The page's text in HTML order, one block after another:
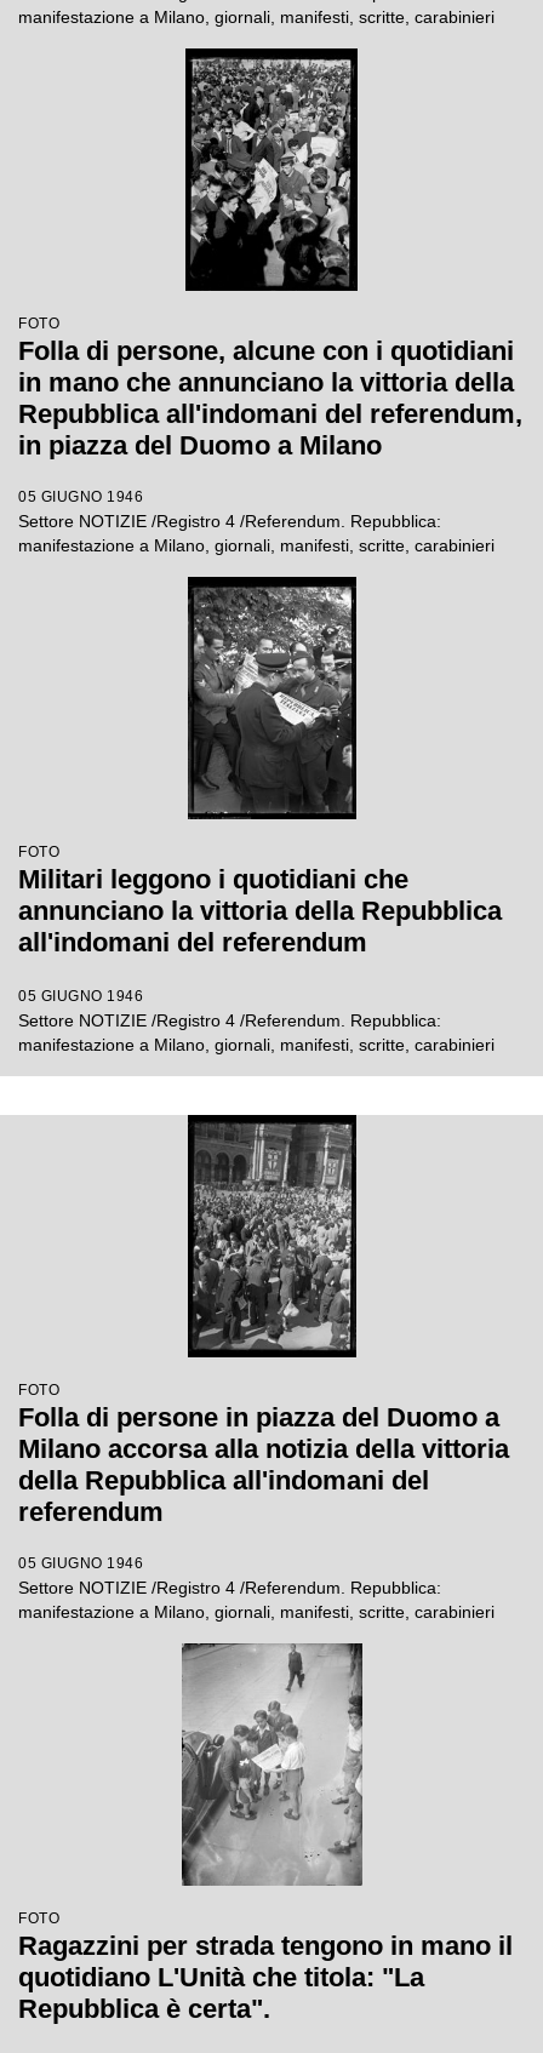
manifestazione a Milano, giornali, manifesti, scritte, carabinieri
FOTO
Folla di persone, alcune con i quotidiani
in mano che annunciano la vittoria della
Repubblica all'indomani del referendum,
in piazza del Duomo a Milano
05 GIUGNO 1946
Settore NOTIZIE /Registro 4 /Referendum. Repubblica:
manifestazione a Milano, giornali, manifesti, scritte, carabinieri
FOTO
Militari leggono i quotidiani che
annunciano la vittoria della Repubblica
all'indomani del referendum
05 GIUGNO 1946
Settore NOTIZIE /Registro 4 /Referendum. Repubblica:
manifestazione a Milano, giornali, manifesti, scritte, carabinieri
FOTO
Folla di persone in piazza del Duomo a
Milano accorsa alla notizia della vittoria
della Repubblica all'indomani del
referendum
05 GIUGNO 1946
Settore NOTIZIE /Registro 4 /Referendum. Repubblica:
manifestazione a Milano, giornali, manifesti, scritte, carabinieri
FOTO
Ragazzini per strada tengono in mano il
quotidiano L'Unità che titola: "La
Repubblica è certa".